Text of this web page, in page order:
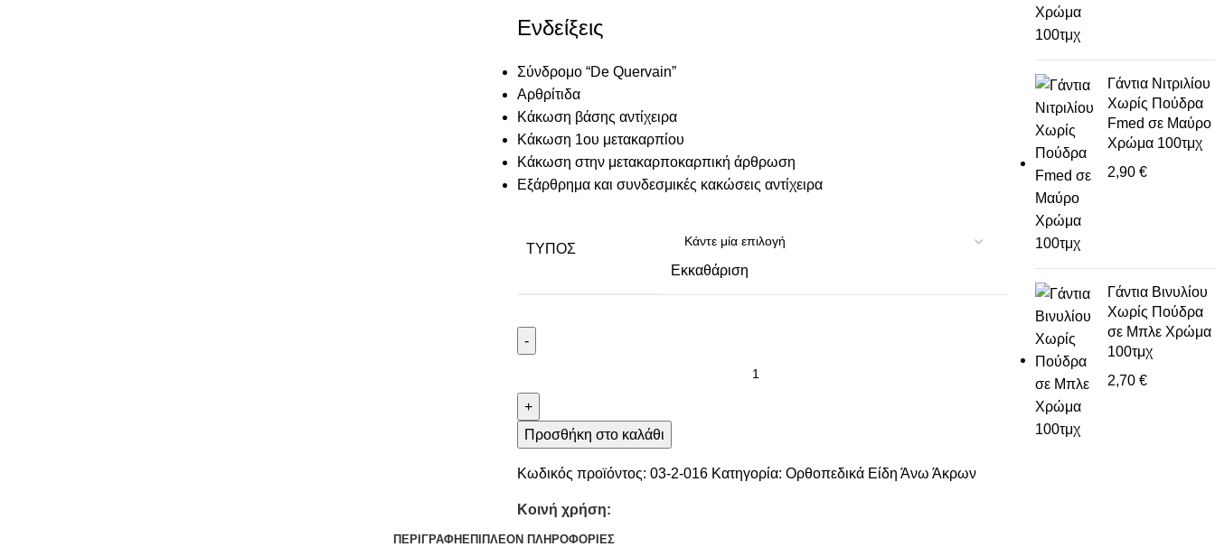
Ενδείξεις
Σύνδρομο “De Quervain”
Αρθρίτιδα
Κάκωση βάσης αντίχειρα
Κάκωση 1ου μετακαρπίου
Κάκωση στην μετακαρποκαρπική άρθρωση
Εξάρθρημα και συνδεσμικές κακώσεις αντίχειρα
ΤΎΠΟΣ
Εκκαθάριση
-
+
Προσθήκη στο καλάθι
Κωδικός προϊόντος:03-2-016 Κατηγορία: Ορθοπεδικά Είδη Άνω Άκρων
Κοινή χρήση:
ΠΕΡΙΓΡΑΦΉΕΠΙΠΛΈΟΝ ΠΛΗΡΟΦΟΡΊΕΣ
Γάντια Νιτριλίου
Χωρίς Πούδρα
Fmed σε Μαύρο
Χρώμα 100τμχ
2,90 €
Γάντια Βινυλίου
Χωρίς Πούδρα
σε Μπλε Χρώμα
100τμχ
2,70 €